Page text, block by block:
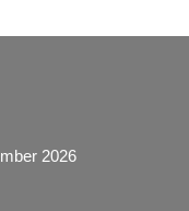
2026